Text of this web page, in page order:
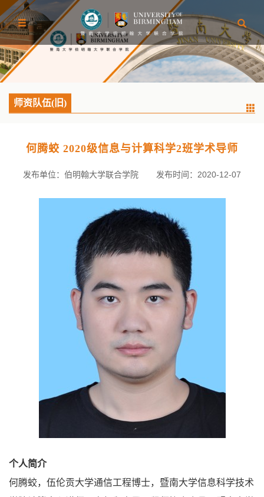
师资队伍(旧)
何腾蛟 2020级信息与计算科学2班学术导师
发布单位：伯明翰大学联合学院 发布时间：2020-12-07
个人简介
何腾蛟，伍伦贡大学通信工程博士，暨南大学信息科学技术